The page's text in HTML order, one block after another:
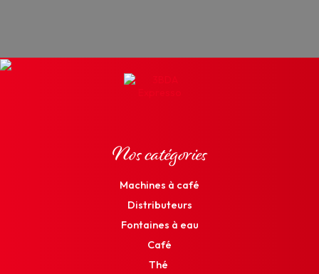
Nos catégories
Machines à café
Distributeurs
Fontaines à eau
Café
Thé